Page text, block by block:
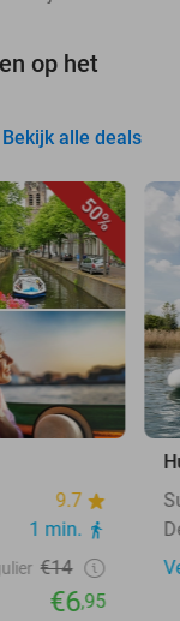
op het
Bekijk alle deals
50%
9.7
1 min.
€14
€6,95